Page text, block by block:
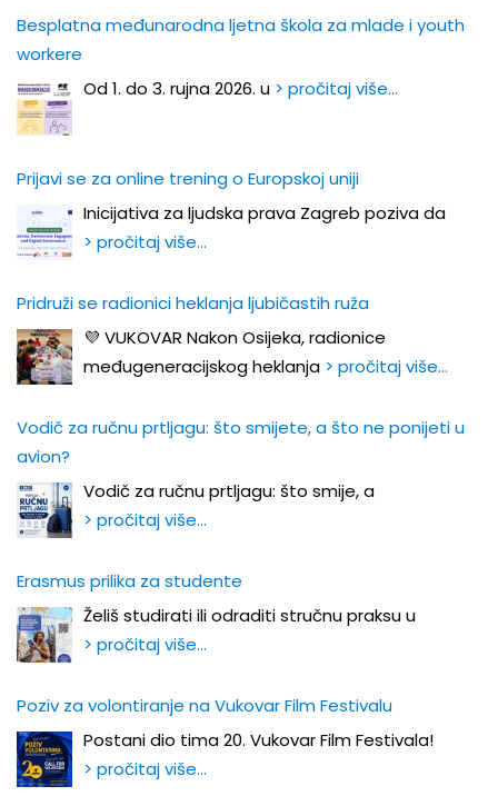
Besplatna međunarodna ljetna škola za mlade i youth
workere
Od 1. do 3. rujna 2026. u > pročitaj više…
Prijavi se za online trening o Europskoj uniji
Inicijativa za ljudska prava Zagreb poziva da
> pročitaj više…
Pridruži se radionici heklanja ljubičastih ruža
💜 VUKOVAR Nakon Osijeka, radionice
međugeneracijskog heklanja > pročitaj više…
Vodič za ručnu prtljagu: što smijete, a što ne ponijeti u
avion?
Vodič za ručnu prtljagu: što smije, a
> pročitaj više…
Erasmus prilika za studente
Želiš studirati ili odraditi stručnu praksu u
> pročitaj više…
Poziv za volontiranje na Vukovar Film Festivalu
Postani dio tima 20. Vukovar Film Festivala!
> pročitaj više…